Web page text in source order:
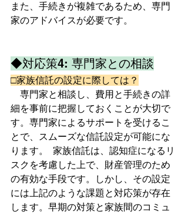
また、手続きが複雑であるため、専門
家のアドバイスが必要です。
◆対応策4: 専門家との相談
□家族信託の設定に際しては？
専門家と相談し、費用と手続きの詳
細を事前に把握しておくことが大切で
す。専門家によるサポートを受けるこ
とで、スムーズな信託設定が可能にな
ります。  家族信託は、認知症になるリ
スクを考慮した上で、財産管理のため
の有効な手段です。しかし、その設定
には上記のような課題と対応策が存在
します。早期の対策と家族間のコミュ